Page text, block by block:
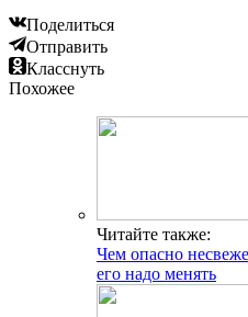
Поделиться
Отправить
Класснуть
Похожее
Читайте также:
Чем опасно
его надо менять